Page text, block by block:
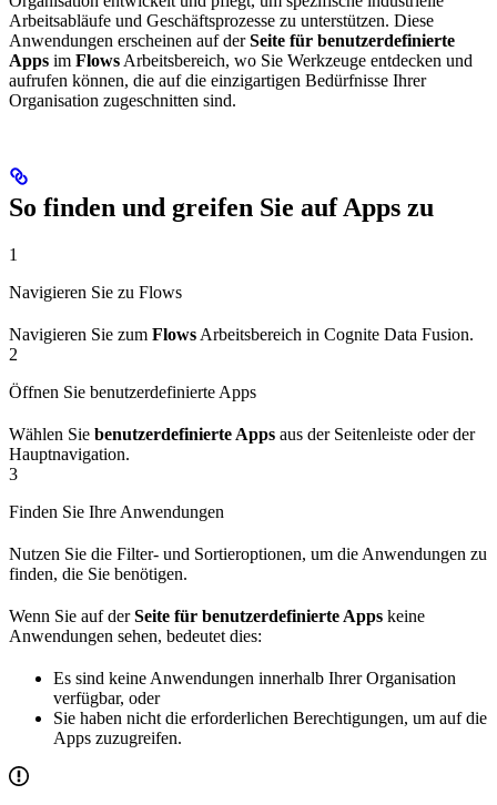
Arbeitsabläufe und Geschäftsprozesse zu unterstützen. Diese
Anwendungen erscheinen auf derSeite für benutzerdefinierte
Apps im Flows Arbeitsbereich, wo Sie Werkzeuge entdecken und
aufrufen können, die auf die einzigartigen Bedürfnisse Ihrer
Organisation zugeschnitten sind.
So finden und greifen Sie auf Apps zu
1
Navigieren Sie zu Flows
Navigieren Sie zum Flows Arbeitsbereich in Cognite Data Fusion.
2
Öffnen Sie benutzerdefinierte Apps
Wählen Sie benutzerdefinierte Apps aus der Seitenleiste oder der
Hauptnavigation.
3
Finden Sie Ihre Anwendungen
Nutzen Sie die Filter- und Sortieroptionen, um die Anwendungen zu
finden, die Sie benötigen.
Wenn Sie auf derSeite für benutzerdefinierte Apps keine
Anwendungen sehen, bedeutet dies:
Es sind keine Anwendungen innerhalb Ihrer Organisation
verfügbar, oder
Sie haben nicht die erforderlichen Berechtigungen, um auf die
Apps zuzugreifen.